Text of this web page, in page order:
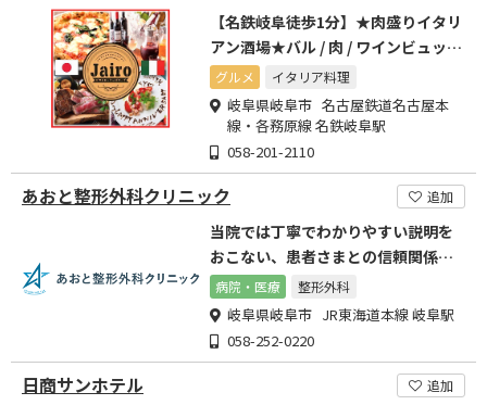
【名鉄岐阜徒歩1分】★肉盛りイタリ
アン酒場★バル / 肉 / ワインビュッフ
ェグルメ イタリア料理
岐阜県岐阜市 名古屋鉄道名古屋本
線・各務原線 名鉄岐阜駅
058-201-2110
あおと整形外科クリニック 追加
当院では丁寧でわかりやすい説明を
おこない、患者さまとの信頼関係を
築いていくことに努めます。
病院・医療 整形外科
岐阜県岐阜市 JR東海道本線 岐阜駅
058-252-0220
日商サンホテル 追加